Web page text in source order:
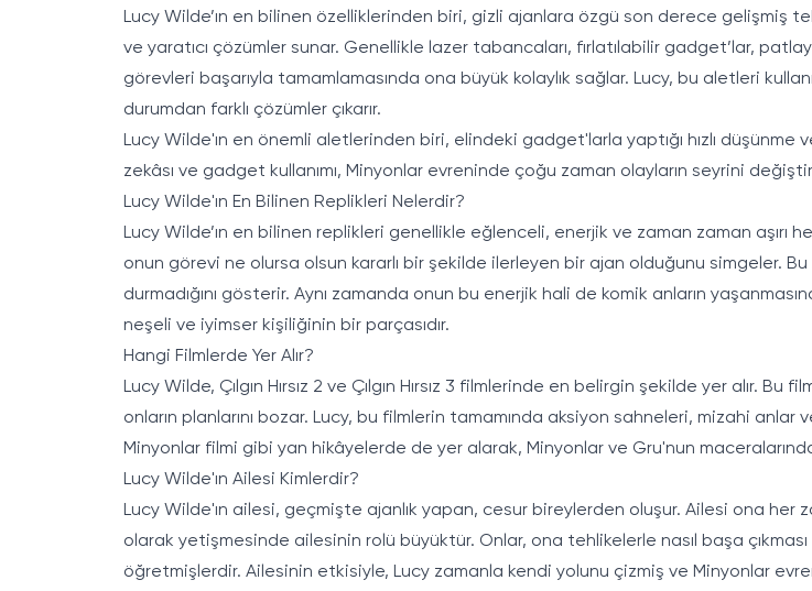
Lucy Wilde’ın en bilinen özelliklerinden biri, gizli ajanlara özgü son derece gelişmiş
ve yaratıcı çözümler sunar. Genellikle lazer tabancaları, fırlatılabilir gadget’lar,
görevleri başarıyla tamamlamasında ona büyük kolaylık sağlar. Lucy, bu aletleri
durumdan farklı çözümler çıkarır.
Lucy Wilde'ın en önemli aletlerinden biri, elindeki gadget'larla yaptığı hızlı
zekâsı ve gadget kullanımı, Minyonlar evreninde çoğu zaman olayların seyrini
Lucy Wilde'ın En Bilinen Replikleri Nelerdir?
Lucy Wilde’ın en bilinen replikleri genellikle eğlenceli, enerjik ve zaman zaman aşırı
onun görevi ne olursa olsun kararlı bir şekilde ilerleyen bir ajan olduğunu simgeler.
durmadığını gösterir. Aynı zamanda onun bu enerjik hali de komik anların
neşeli ve iyimser kişiliğinin bir parçasıdır.
Hangi Filmlerde Yer Alır?
Lucy Wilde, Çılgın Hırsız 2 ve Çılgın Hırsız 3 filmlerinde en belirgin şekilde yer alır.
onların planlarını bozar. Lucy, bu filmlerin tamamında aksiyon sahneleri, mizahi
Minyonlar filmi gibi yan hikâyelerde de yer alarak, Minyonlar ve Gru'nun
Lucy Wilde'ın Ailesi Kimlerdir?
Lucy Wilde'ın ailesi, geçmişte ajanlık yapan, cesur bireylerden oluşur. Ailesi ona her
olarak yetişmesinde ailesinin rolü büyüktür. Onlar, ona tehlikelerle nasıl başa
öğretmişlerdir. Ailesinin etkisiyle, Lucy zamanla kendi yolunu çizmiş ve Minyonlar